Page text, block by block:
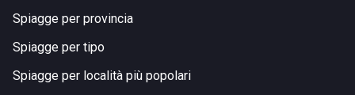
Spiagge per provincia
Spiagge per tipo
Spiagge per località più popolari